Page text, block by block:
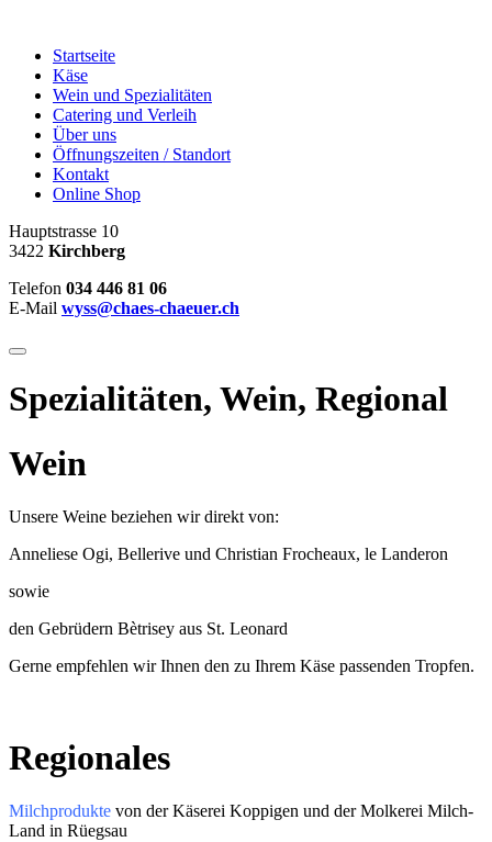
Startseite
Käse
Wein und Spezialitäten
Catering und Verleih
Über uns
Öffnungszeiten / Standort
Kontakt
Online Shop
Hauptstrasse 10
3422 Kirchberg
Telefon 034 446 81 06
E-Mail wyss@chaes-chaeuer.ch
Spezialitäten, Wein, Regional
Wein
Unsere Weine beziehen wir direkt von:
Anneliese Ogi, Bellerive und Christian Frocheaux, le Landeron
sowie
den Gebrüdern Bètrisey aus St. Leonard
Gerne empfehlen wir Ihnen den zu Ihrem Käse passenden Tropfen.
Regionales
Milchprodukte von der Käserei Koppigen und der Molkerei Milch-
Land in Rüegsau